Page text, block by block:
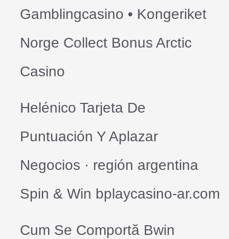
Gamblingcasino • Kongeriket
Norge Collect Bonus Arctic
Casino
Helénico Tarjeta De
Puntuación Y Aplazar
Negocios · región argentina
Spin & Win bplaycasino-ar.com
Cum Se Comportă Bwin